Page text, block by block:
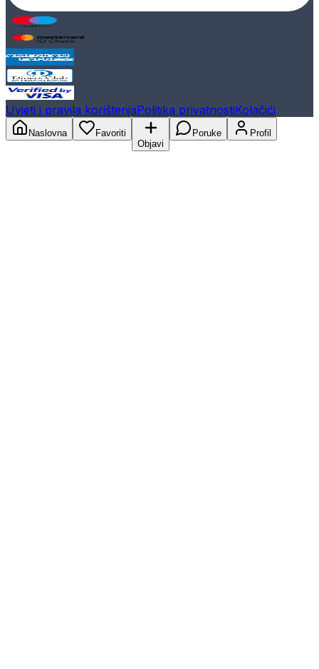
Uvjeti i pravila korištenjaPolitika privatnostiKolačići
Naslovna
Favoriti
Objavi
Poruke Profil